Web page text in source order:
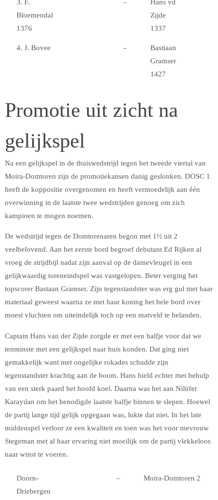
3. F.
Bloemendal
1376
–
Hans vd
Zijde
1337
4. J. Bovee –
Bastiaan
Gramser
1427
Promotie uit zicht na
gelijkspel
Na een gelijkspel in de thuiswedstrijd tegen het tweede viertal van
Moira-Domtoren zijn de promotiekansen danig geslonken. DOSC 1
heeft de koppositie overgenomen en heeft vermoedelijk aan één
overwinning in de laatste twee wedstrijden genoeg om zich
kampioen te mogen noemen.
De wedstrijd tegen de Domtorenaren begon met 1½ uit 2
veelbelovend. Aan het eerste bord begroef debutant Ed Rijken al
vroeg de strijdbijl nadat zijn aanval op de damevleugel in een
gelijkwaardig toreneindspel was vastgelopen. Beter verging het
topscorer Bastaan Gramser. Zijn tegenstandster was erg gul met haar
materiaal geweest waarna ze met haar koning het hele bord over
moest vluchten om uiteindelijk toch op een matveld te belanden.
Captain Hans van der Zijde zorgde er met een halfje voor dat we
tenminste met een gelijkspel naar huis konden. Dat ging niet
gemakkelijk want met ongelijke rokades schudde zijn
tegenstandster krachtig aan de boom. Hans hield echter met behulp
van een sterk paard het hoofd koel. Daarna was het aan Nilüfer
Karayιlan om het benodigde laatste halfje binnen te slepen. Hoewel
de partij lange tijd gelijk opgegaan was, lukte dat niet. In het late
middenspel verloor ze een kwaliteit en toen was het voor mevrouw
Stegeman met al haar ervaring niet moeilijk om de partij vlekkeloos
naar winst te voeren.
Doorn-
Driebergen
– Moira-Domtoren 2